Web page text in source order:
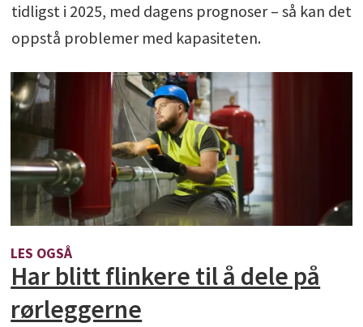
tidligst i 2025, med dagens prognoser – så kan det
oppstå problemer med kapasiteten.
LES OGSÅ
Har blitt flinkere til å dele på
rørleggerne